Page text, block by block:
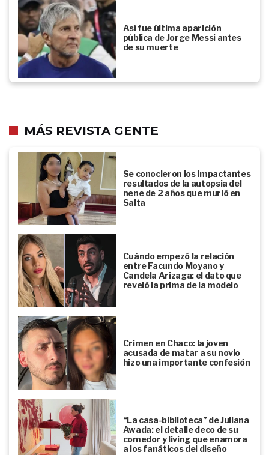
Así fue última aparición
pública de Jorge Messi antes
de su muerte
MÁS REVISTA GENTE
Se conocieron los impactantes
resultados de la autopsia del
nene de 2 años que murió en
Salta
Cuándo empezó la relación
entre Facundo Moyano y
Candela Arizaga: el dato que
reveló la prima de la modelo
Crimen en Chaco: la joven
acusada de matar a su novio
hizo una importante confesión
“La casa-biblioteca” de Juliana
Awada: el detalle deco de su
comedor y living que enamora
a los fanáticos del diseño